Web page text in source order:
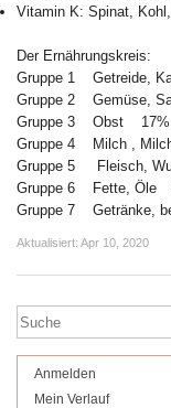
Vitamin K: Spinat,
Der Ernährungskreis:
Gruppe 1 Getreide,
Gruppe 2 Gemüse,
Gruppe 3 Obst 17%
Gruppe 4 Milch ,
Gruppe 5 Fleisch,
Gruppe 6 Fette, Öle
Gruppe 7 Getränke,
Aktualisiert: Apr 10, 2020
Anmelden
Mein Verlauf